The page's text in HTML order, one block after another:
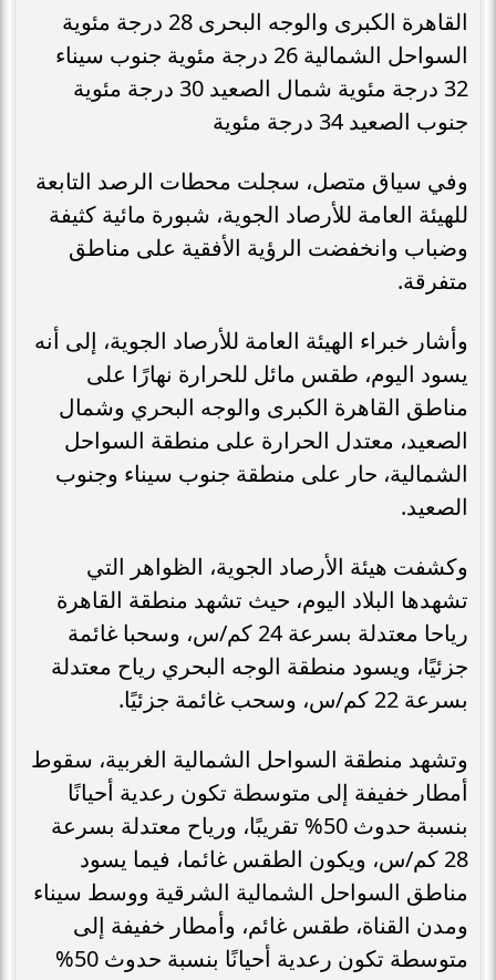
القاهرة الكبرى والوجه البحرى 28 درجة مئوية
السواحل الشمالية 26 درجة مئوية جنوب سيناء
32 درجة مئوية شمال الصعيد 30 درجة مئوية
جنوب الصعيد 34 درجة مئوية
وفي سياق متصل، سجلت محطات الرصد التابعة
للهيئة العامة للأرصاد الجوية، شبورة مائية كثيفة
وضباب وانخفضت الرؤية الأفقية على مناطق
متفرقة.
وأشار خبراء الهيئة العامة للأرصاد الجوية، إلى أنه
يسود اليوم، طقس مائل للحرارة نهارًا على
مناطق القاهرة الكبرى والوجه البحري وشمال
الصعيد، معتدل الحرارة على منطقة السواحل
الشمالية، حار على منطقة جنوب سيناء وجنوب
الصعيد.
وكشفت هيئة الأرصاد الجوية، الظواهر التي
تشهدها البلاد اليوم، حيث تشهد منطقة القاهرة
رياحا معتدلة بسرعة 24 كم/س، وسحبا غائمة
جزئيًا، ويسود منطقة الوجه البحري رياح معتدلة
بسرعة 22 كم/س، وسحب غائمة جزئيًا.
وتشهد منطقة السواحل الشمالية الغربية، سقوط
أمطار خفيفة إلى متوسطة تكون رعدية أحيانًا
بنسبة حدوث 50% تقريبًا، ورياح معتدلة بسرعة
28 كم/س، ويكون الطقس غائما، فيما يسود
مناطق السواحل الشمالية الشرقية ووسط سيناء
ومدن القناة، طقس غائم، وأمطار خفيفة إلى
متوسطة تكون رعدية أحيانًا بنسبة حدوث 50%